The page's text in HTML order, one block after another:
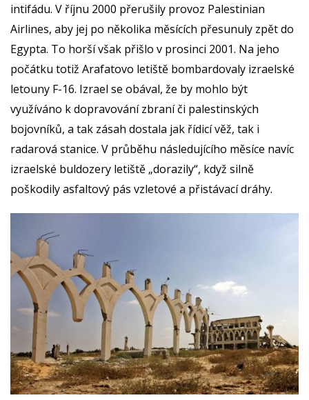
intifádu. V říjnu 2000 přerušily provoz Palestinian
Airlines, aby jej po několika měsících přesunuly zpět do
Egypta. To horší však přišlo v prosinci 2001. Na jeho
počátku totiž Arafatovo letiště bombardovaly izraelské
letouny F-16. Izrael se obával, že by mohlo být
využíváno k dopravování zbraní či palestinských
bojovníků, a tak zásah dostala jak řídicí věž, tak i
radarová stanice. V průběhu následujícího měsíce navíc
izraelské buldozery letiště „dorazily“, když silně
poškodily asfaltový pás vzletové a přistávací dráhy.